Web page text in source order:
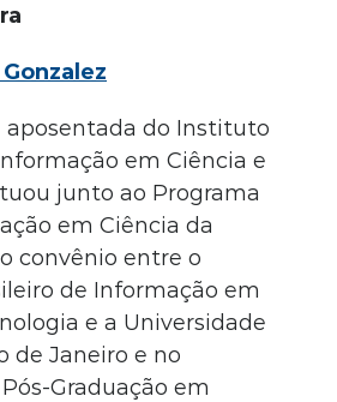
aposentada do Instituto
em Ciência e
junto ao Programa
em Ciência da
convênio entre o
de Informação em
e a Universidade
de Janeiro e no
Graduação em